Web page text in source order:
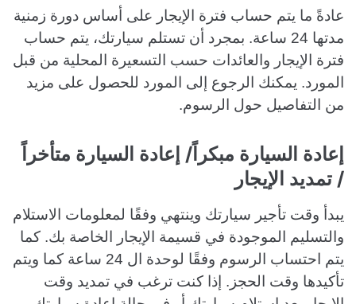
عادةً ما يتم حساب فترة الإيجار على أساس دورة زمنية
مدتها 24 ساعة. بمجرد أن تستلم سيارتك، يتم حساب
فترة الإيجار والعائدات حسب التسعيرة المحلية من قبل
المورد. يمكنك الرجوع إلى المورد للحصول على مزيد
من التفاصيل حول الرسوم.
إعادة السيارة مبكراً/ إعادة السيارة متأخراً
/ تمديد الإيجار
يبدأ وقت تأجير سيارتك وينتهي وفقًا لمعلومات الاستلام
والتسليم الموجودة في قسيمة الإيجار الخاصة بك. كما
يتم احتساب الرسوم وفقًا لوحدة ال 24 ساعة كما ويتم
تأكيدها وقت الحجز. إذا كنت ترغب في تمديد وقت